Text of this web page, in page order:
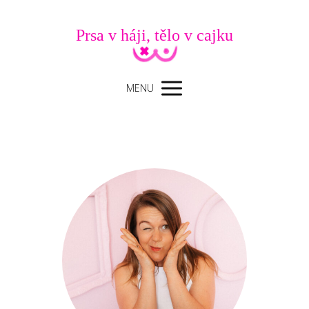
Prsa v háji, tělo v cajku
MENU